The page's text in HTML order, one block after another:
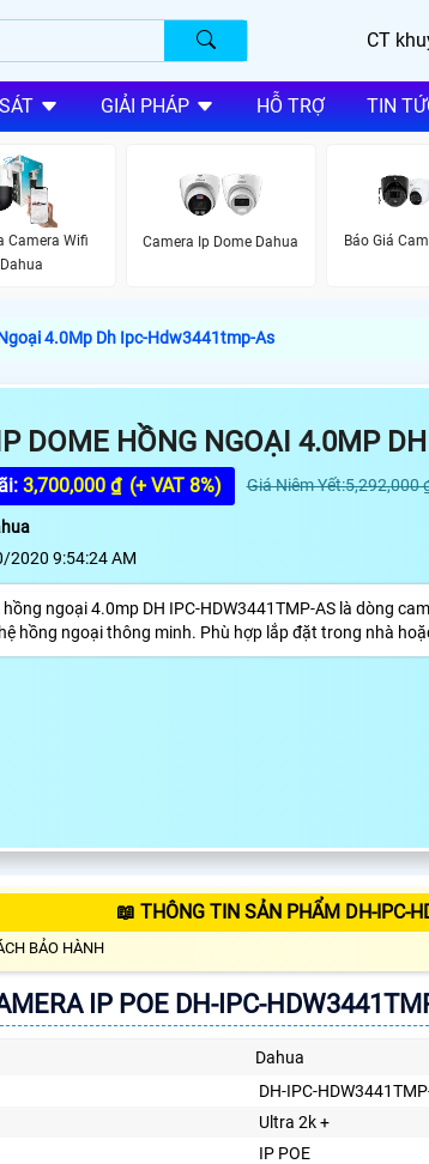
CT
GIẢI PHÁP HỖ TRỢ TIN
Camera Wifi
Dahua
Camera Ip Dome Dahua Báo Giá
4.0Mp Dh Ipc-Hdw3441tmp-As
DOME HỒNG NGOẠI 4.0MP
3,700,000 ₫ (+ VAT 8%) Giá Niêm Yết:5,292,000
2020 9:54:24 AM
hồng ngoại 4.0mp DH IPC-HDW3441TMP-AS là dòng
hồng ngoại thông minh. Phù hợp lắp đặt trong nhà
📖 THÔNG TIN SẢN PHẨM DH-IPC-
BẢO HÀNH
IP POE DH-IPC-
Dahua
DH-IPC-
Ultra 2k +
IP POE